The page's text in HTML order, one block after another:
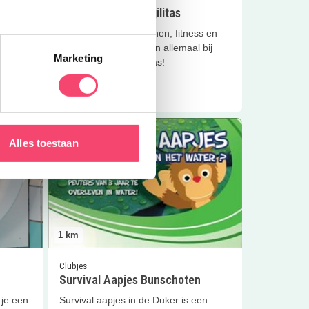
Marketing
Alles toestaan
Sportvereniging Agilitas
Dans, freerunnen, turnen, fitness en
nog veel meer. Het kan allemaal bij
Sportvereniging Agilitas!
Lees meer
een
1 km
Clubjes
Survival Aapjes Bunschoten
Survival aapjes in de Duker is een
Lees meer Survival Aapjes Bunschoten